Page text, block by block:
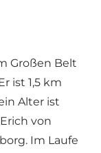
Großen Belt
ist 1,5 km
Alter ist
von
Im Laufe